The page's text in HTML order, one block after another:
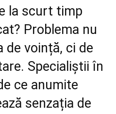
la scurt timp
Problema nu
de voință, ci de
Specialiștii în
ce anumite
senzația de